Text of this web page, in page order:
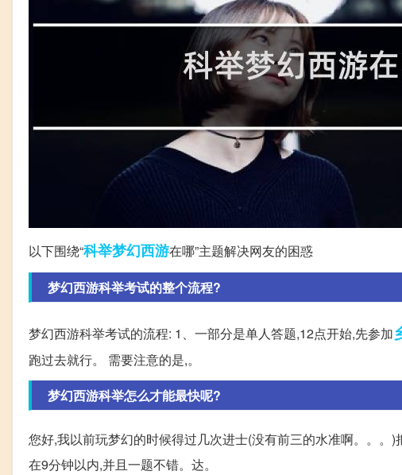
以下围绕“科举梦幻西游在哪”主题解决网友的困惑
梦幻西游科举考试的整个流程?
梦幻西游科举考试的流程: 1、一部分是单人答题,12点开始,先参加
跑过去就行。 需要注意的是,。
梦幻西游科举怎么才能最快呢?
您好,我以前玩梦幻的时候得过几次进士(没有前三的水准啊。。
在9分钟以内,并且一题不错。达。